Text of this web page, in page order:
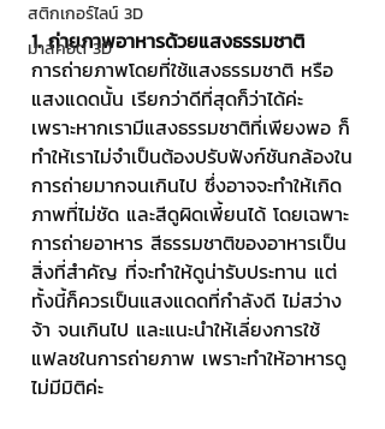
สติกเกอร์ไลน์ 3D
มาสคอต 3D
1. ถ่ายภาพอาหารด้วยแสงธรรมชาติ
การถ่ายภาพโดยที่ใช้แสงธรรมชาติ หรือ
แสงแดดนั้น เรียกว่าดีที่สุดก็ว่าได้ค่ะ
เพราะหากเรามีแสงธรรมชาติที่เพียงพอ ก็
ทำให้เราไม่จำเป็นต้องปรับฟังก์ชันกล้องใน
การถ่ายมากจนเกินไป ซึ่งอาจจะทำให้เกิด
ภาพที่ไม่ชัด และสีดูผิดเพี้ยนได้ โดยเฉพาะ
การถ่ายอาหาร สีธรรมชาติของอาหารเป็น
สิ่งที่สำคัญ ที่จะทำให้ดูน่ารับประทาน แต่
ทั้งนี้ก็ควรเป็นแสงแดดที่กำลังดี ไม่สว่าง
จ้า จนเกินไป และแนะนำให้เลี่ยงการใช้
แฟลชในการถ่ายภาพ เพราะทำให้อาหารดู
ไม่มีมิติค่ะ